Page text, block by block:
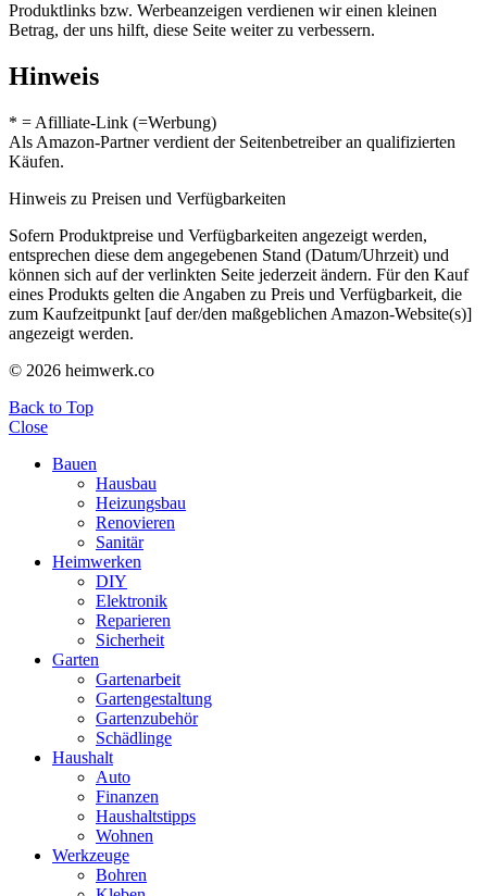
Produktlinks bzw. Werbeanzeigen verdienen wir einen kleinen
Betrag, der uns hilft, diese Seite weiter zu verbessern.
Hinweis
* = Afilliate-Link (=Werbung)
Als Amazon-Partner verdient der Seitenbetreiber an qualifizierten
Käufen.
Hinweis zu Preisen und Verfügbarkeiten
Sofern Produktpreise und Verfügbarkeiten angezeigt werden,
entsprechen diese dem angegebenen Stand (Datum/Uhrzeit) und
können sich auf der verlinkten Seite jederzeit ändern. Für den Kauf
eines Produkts gelten die Angaben zu Preis und Verfügbarkeit, die
zum Kaufzeitpunkt [auf der/den maßgeblichen Amazon-Website(s)]
angezeigt werden.
© 2026 heimwerk.co
Back to Top
Close
Bauen
Hausbau
Heizungsbau
Renovieren
Sanitär
Heimwerken
DIY
Elektronik
Reparieren
Sicherheit
Garten
Gartenarbeit
Gartengestaltung
Gartenzubehör
Schädlinge
Haushalt
Auto
Finanzen
Haushaltstipps
Wohnen
Werkzeuge
Bohren